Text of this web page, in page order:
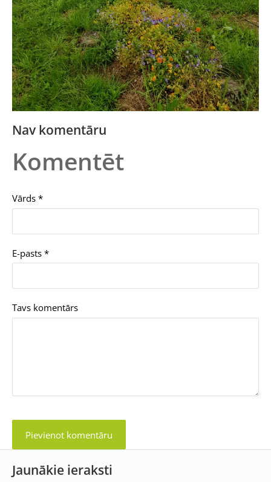
Jaunākie ieraksti
Nav komentāru
Komentēt
Vārds *
E-pasts *
Tavs komentārs